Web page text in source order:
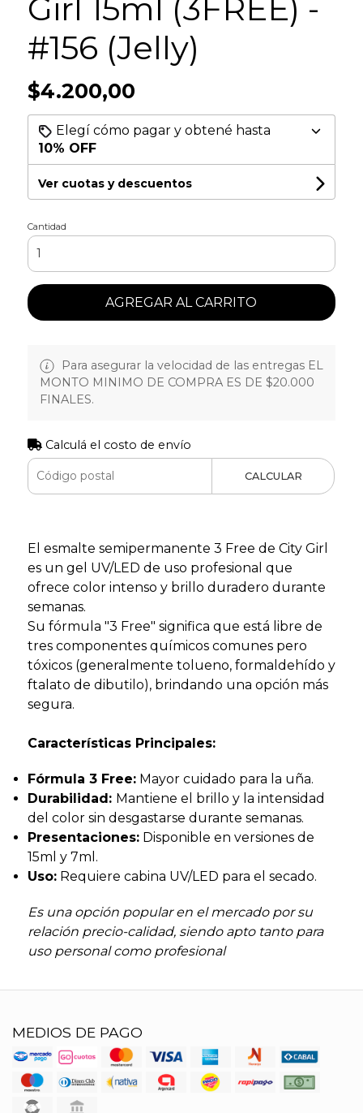
Girl 15ml (3FREE) -
#156 (Jelly)
$4.200,00
Elegí cómo pagar y obtené hasta
10% OFF
Ver cuotas y descuentos
Cantidad
AGREGAR AL CARRITO
Para asegurar la velocidad de las entregas EL
MONTO MINIMO DE COMPRA ES DE $20.000
FINALES.
Calculá el costo de envío
CALCULAR
El esmalte semipermanente 3 Free de City Girl
es un gel UV/LED de uso profesional que
ofrece color intenso y brillo duradero durante
semanas.
Su fórmula "3 Free" significa que está libre de
tres componentes químicos comunes pero
tóxicos (generalmente tolueno, formaldehído y
ftalato de dibutilo), brindando una opción más
segura.
Características Principales:
Fórmula 3 Free:Mayor cuidado para la uña.
Durabilidad: Mantiene el brillo y la intensidad
del color sin desgastarse durante semanas.
Presentaciones:Disponible en versiones de
15ml y 7ml.
Uso:Requiere cabina UV/LED para el secado.
Es una opción popular en el mercado por su
relación precio-calidad, siendo apto tanto para
uso personal como profesional
MEDIOS DE PAGO